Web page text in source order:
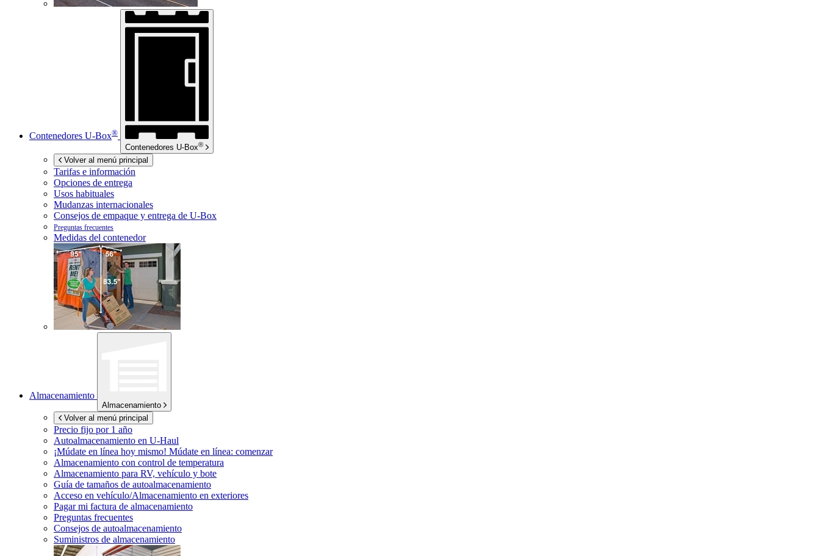
Contenedores U-Box®
Contenedores U-Box®
Volver al menú principal
Tarifas e información
Opciones de entrega
Usos habituales
Mudanzas internacionales
Consejos de empaque y entrega de U-Box
Preguntas frecuentes
Medidas del contenedor
Almacenamiento
Almacenamiento
Volver al menú principal
Precio fijo por 1 año
Autoalmacenamiento en U-Haul
¡Múdate en línea hoy mismo! Múdate en línea: comenzar
Almacenamiento con control de temperatura
Almacenamiento para RV, vehículo y bote
Guía de tamaños de autoalmacenamiento
Acceso en vehículo/Almacenamiento en exteriores
Pagar mi factura de almacenamiento
Preguntas frecuentes
Consejos de autoalmacenamiento
Suministros de almacenamiento